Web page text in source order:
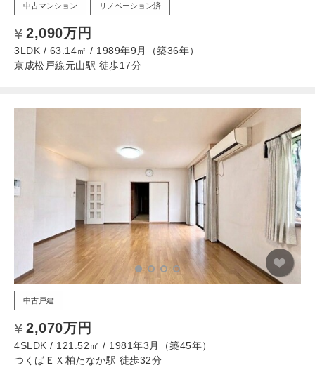
中古マンション リノベーション済
2,090万円
3LDK / 63.14㎡ / 1989年9月（築36年）
京成松戸線元山駅 徒歩17分
中古戸建
2,070万円
4SLDK / 121.52㎡ / 1981年3月（築45年）
つくばＥＸ柏たなか駅 徒歩32分